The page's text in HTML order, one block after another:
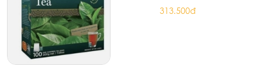
313.500đ